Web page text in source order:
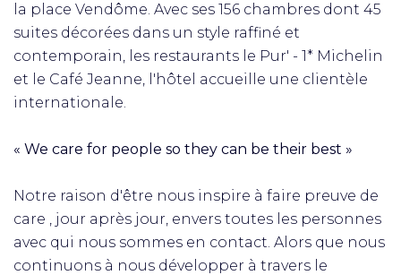
la place Vendôme. Avec ses 156 chambres dont 45
suites décorées dans un style raffiné et
contemporain, les restaurants le Pur' - 1* Michelin
et le Café Jeanne, l'hôtel accueille une clientèle
internationale.
« We care for people so they can be their best »
Notre raison d'être nous inspire à faire preuve de
care , jour après jour, envers toutes les personnes
avec qui nous sommes en contact. Alors que nous
continuons à nous développer à travers le